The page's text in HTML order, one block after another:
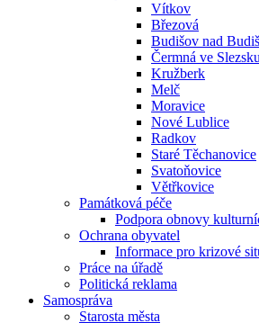
Vítkov
Březová
Budišov nad
Čermná ve Slezsku
Kružberk
Melč
Moravice
Nové Lublice
Radkov
Staré Těchanovice
Svatoňovice
Větřkovice
Památková péče
Podpora obnovy
Ochrana obyvatel
Informace pro krizové
Práce na úřadě
Politická reklama
Samospráva
Starosta města